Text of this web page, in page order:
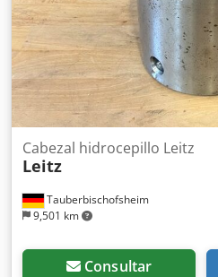
Tauberbischofsheim
9,501 km
Cabezal hidrocepillo Leitz
Leitz
Consultar